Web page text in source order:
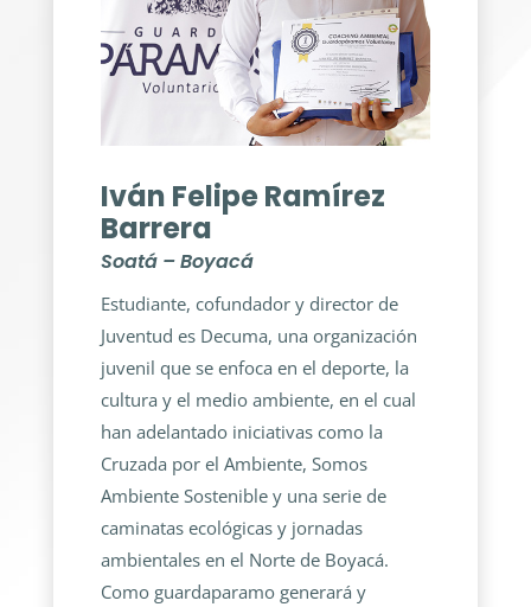
Iván Felipe Ramírez
Barrera
Soatá – Boyacá
Estudiante, cofundador y director de
Juventud es Decuma, una organización
juvenil que se enfoca en el deporte, la
cultura y el medio ambiente, en el cual
han adelantado iniciativas como la
Cruzada por el Ambiente, Somos
Ambiente Sostenible y una serie de
caminatas ecológicas y jornadas
ambientales en el Norte de Boyacá.
Como guardaparamo generará y